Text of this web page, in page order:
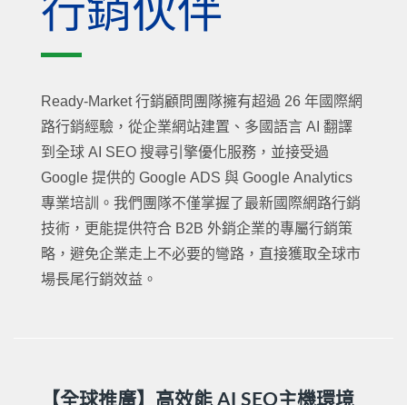
行銷伙伴
Ready-Market 行銷顧問團隊擁有超過 26 年國際網
路行銷經驗，從企業網站建置、多國語言 AI 翻譯
到全球 AI SEO 搜尋引擎優化服務，並接受過
Google 提供的 Google ADS 與 Google Analytics
專業培訓。我們團隊不僅掌握了最新國際網路行銷
技術，更能提供符合 B2B 外銷企業的專屬行銷策
略，避免企業走上不必要的彎路，直接獲取全球市
場長尾行銷效益。
【全球推廣】高效能 AI SEO主機環境